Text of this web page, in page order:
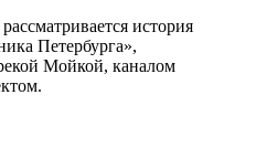
история
Петербурга»,
Мойкой, каналом